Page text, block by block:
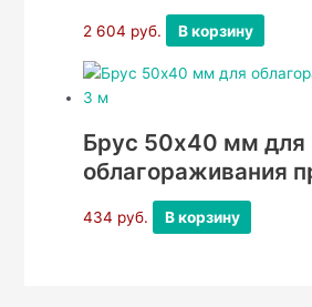
2 604 руб. В корзину
Брус 50х40 мм для
облагораживания
434 руб. В корзину